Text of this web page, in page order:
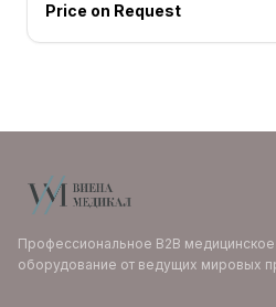
Price on Request
Профессиональное B2B
оборудование от ведущих мировых